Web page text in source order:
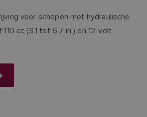
voor schepen met hydraulische
cc (3,1 tot 6,7 in3) en 12-volt